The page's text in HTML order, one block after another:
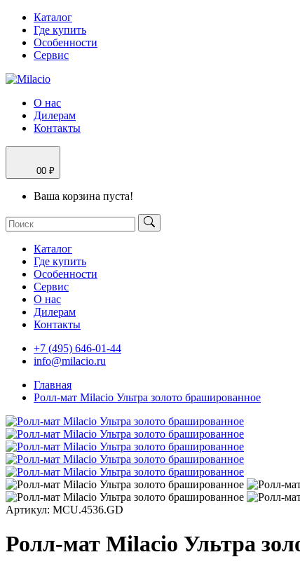
Каталог
Где купить
Особенности
Сервис
О нас
Дилерам
Контакты
00 ₽
Ваша корзина пуста!
Каталог
Где купить
Особенности
Сервис
О нас
Дилерам
Контакты
+7 (495) 646-01-44
info@milacio.ru
Главная
Ролл-мат Milacio Ультра золото брашированное
Артикул: MCU.4536.GD
Ролл-мат Milacio Ультра